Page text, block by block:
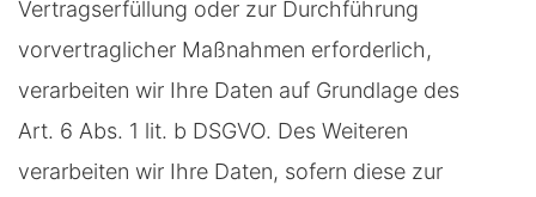
Vertragserfüllung oder zur Durchführung
vorvertraglicher Maßnahmen erforderlich,
verarbeiten wir Ihre Daten auf Grundlage des
Art. 6 Abs. 1 lit. b DSGVO. Des Weiteren
verarbeiten wir Ihre Daten, sofern diese zur